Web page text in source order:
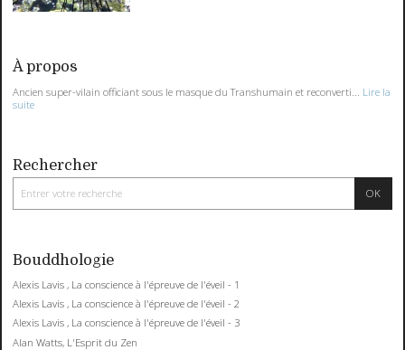
À propos
Ancien super-vilain officiant sous le masque du Transhumain et reconverti...
Lire la
suite
Rechercher
Bouddhologie
Alexis Lavis , La conscience à l'épreuve de l'éveil - 1
Alexis Lavis , La conscience à l'épreuve de l'éveil - 2
Alexis Lavis , La conscience à l'épreuve de l'éveil - 3
Alan Watts, L'Esprit du Zen